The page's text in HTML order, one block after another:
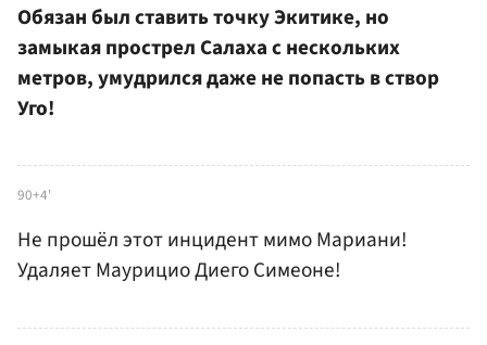
Обязан был ставить точку Экитике, но
замыкая прострел Салаха с нескольких
метров, умудрился даже не попасть в створ
Уго!
90+4'
Не прошёл этот инцидент мимо Мариани!
Удаляет Маурицио Диего Симеоне!